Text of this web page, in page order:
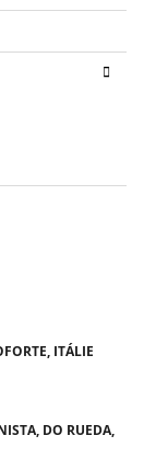
ITÁLIE
DO RUEDA,